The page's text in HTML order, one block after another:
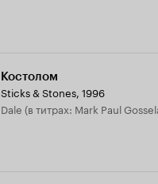
Костолом
Sticks & Stones, 1996
Dale (в титрах: Mark Paul